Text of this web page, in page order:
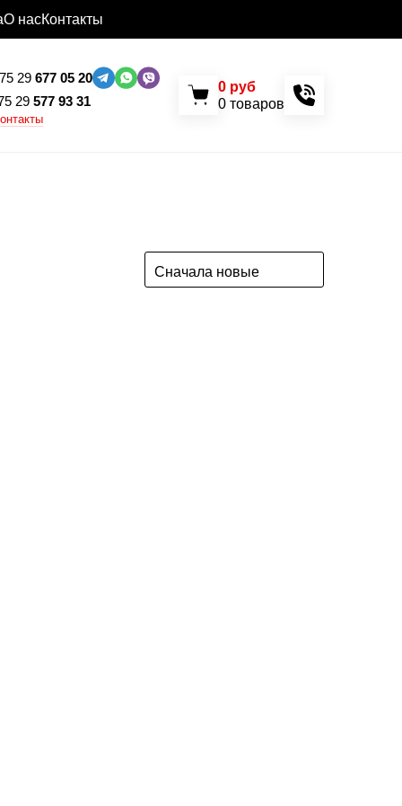
О насКонтакты
29 677 05 20
29 577 93 31
0 руб
0 товаров
Сначала новые